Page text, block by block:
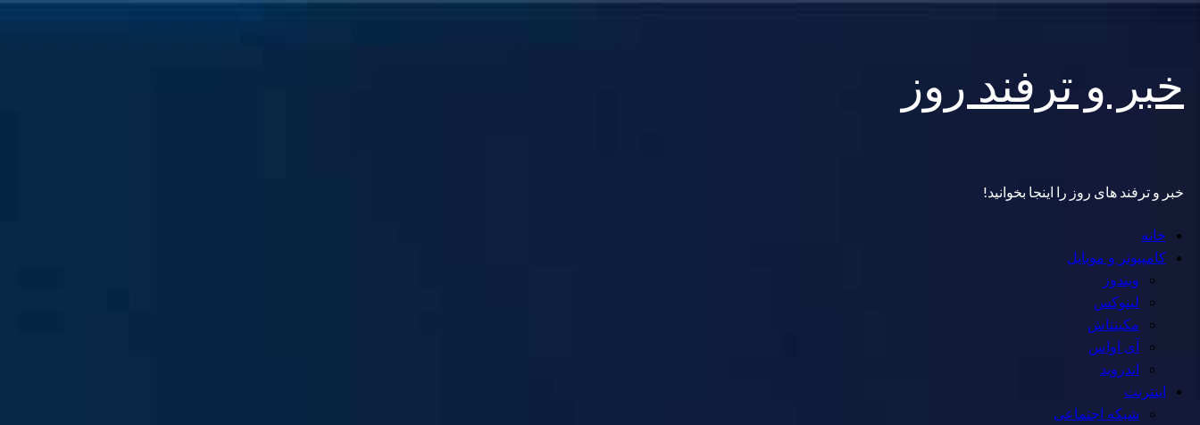
content
خبر و ترفند روز
خبر و ترفند های روز را اینجا بخوانید!
Primary
Menu
خانه
کامپیوتر و موبایل
ویندوز
لینوکس
مکینتاش
آی اواس
اندروید
اینترنت
شبکه اجتماعی